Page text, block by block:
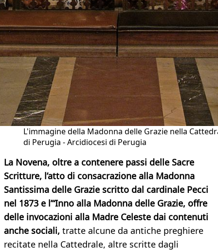
L'immagine della Madonna delle Grazie nella
di Perugia - Arcidiocesi di Perugia
La Novena, oltre a contenere passi delle Sacre
Scritture, l’atto di consacrazione alla Madonna
Santissima delle Grazie scritto dal cardinale Pecci
nel 1873 e l’“Inno alla Madonna delle Grazie, offre
delle invocazioni alla Madre Celeste dai contenuti
anche sociali, tratte alcune da antiche preghiere
recitate nella Cattedrale, altre scritte dagli